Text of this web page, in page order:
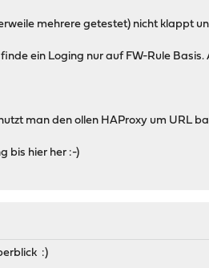
mehrere getestet) nicht klappt
ein Loging nur auf FW-Rule
man den ollen HAProxy um URL
bis hier her :-)
:)